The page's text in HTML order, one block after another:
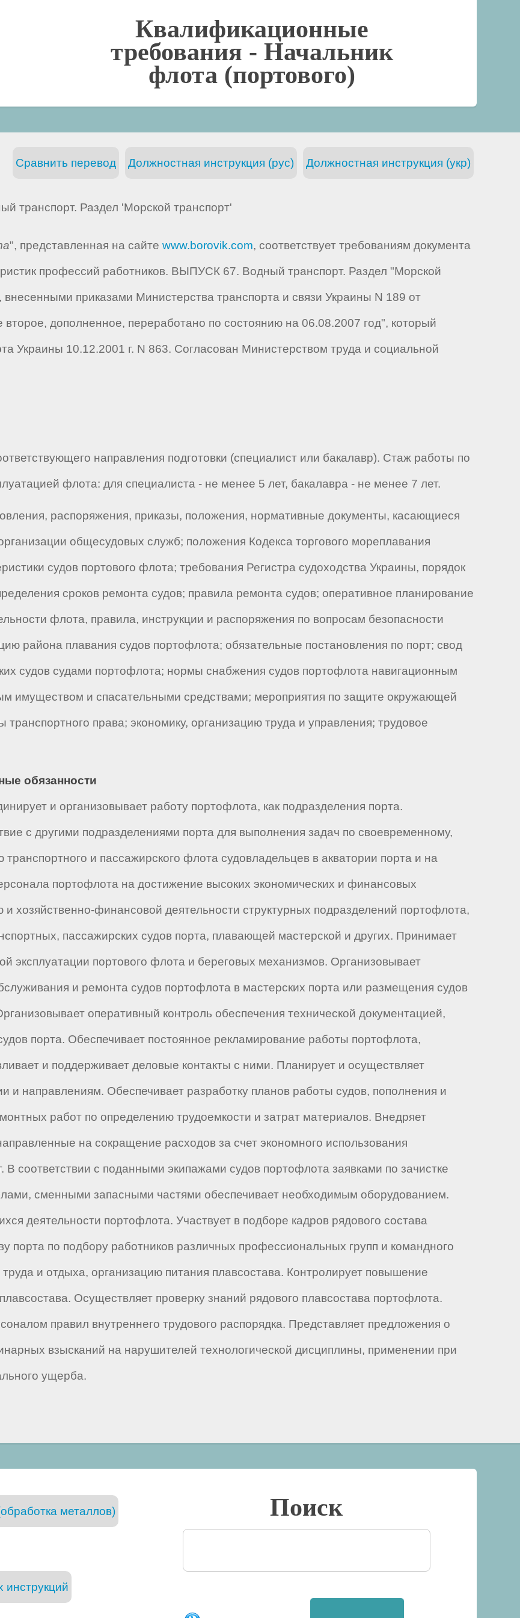
Квалификационные
требования -Начальник
флота (портового)
Должностная инструкция (укр)
Должностная инструкция (рус)
Сравнить перевод
транспорт. Раздел 'Морской транспорт'
", представленная на сайте www.borovik.com, соответствует требованиям документа
профессий работников. ВЫПУСК 67. Водный транспорт. Раздел "Морской
приказами Министерства транспорта и связи Украины N 189 от
второе, дополненное, переработано по состоянию на 06.08.2007 год", который
Украины 10.12.2001 г. N 863. Согласован Министерством труда и социальной
направления подготовки (специалист или бакалавр). Стаж работы по
флота: для специалиста - не менее 5 лет, бакалавра - не менее 7 лет.
распоряжения, приказы, положения, нормативные документы, касающиеся
общесудовых служб; положения Кодекса торгового мореплавания
судов портового флота; требования Регистра судоходства Украины, порядок
сроков ремонта судов; правила ремонта судов; оперативное планирование
флота, правила, инструкции и распоряжения по вопросам безопасности
района плавания судов портофлота; обязательные постановления по порт; свод
судов судами портофлота; нормы снабжения судов портофлота навигационным
имуществом и спасательными средствами; мероприятия по защите окружающей
права; экономику, организацию труда и управления; трудовое
обязанности
и организовывает работу портофлота, как подразделения порта.
с другими подразделениями порта для выполнения задач по своевременному,
и пассажирского флота судовладельцев в акватории порта и на
портофлота на достижение высоких экономических и финансовых
и хозяйственно-финансовой деятельности структурных подразделений портофлота,
пассажирских судов порта, плавающей мастерской и других. Принимает
эксплуатации портового флота и береговых механизмов. Организовывает
и ремонта судов портофлота в мастерских порта или размещения судов
оперативный контроль обеспечения технической документацией,
порта. Обеспечивает постоянное рекламирование работы портофлота,
и поддерживает деловые контакты с ними. Планирует и осуществляет
и направлениям. Обеспечивает разработку планов работы судов, пополнения и
работ по определению трудоемкости и затрат материалов. Внедряет
на сокращение расходов за счет экономного использования
соответствии с поданными экипажами судов портофлота заявками по зачистке
сменными запасными частями обеспечивает необходимым оборудованием.
деятельности портофлота. Участвует в подборе кадров рядового состава
порта по подбору работников различных профессиональных групп и командного
и отдыха, организацию питания плавсостава. Контролирует повышение
Осуществляет проверку знаний рядового плавсостава портофлота.
правил внутреннего трудового распорядка. Представляет предложения о
взысканий на нарушителей технологической дисциплины, применении при
ущерба.
металлов)
инструкций
Поиск